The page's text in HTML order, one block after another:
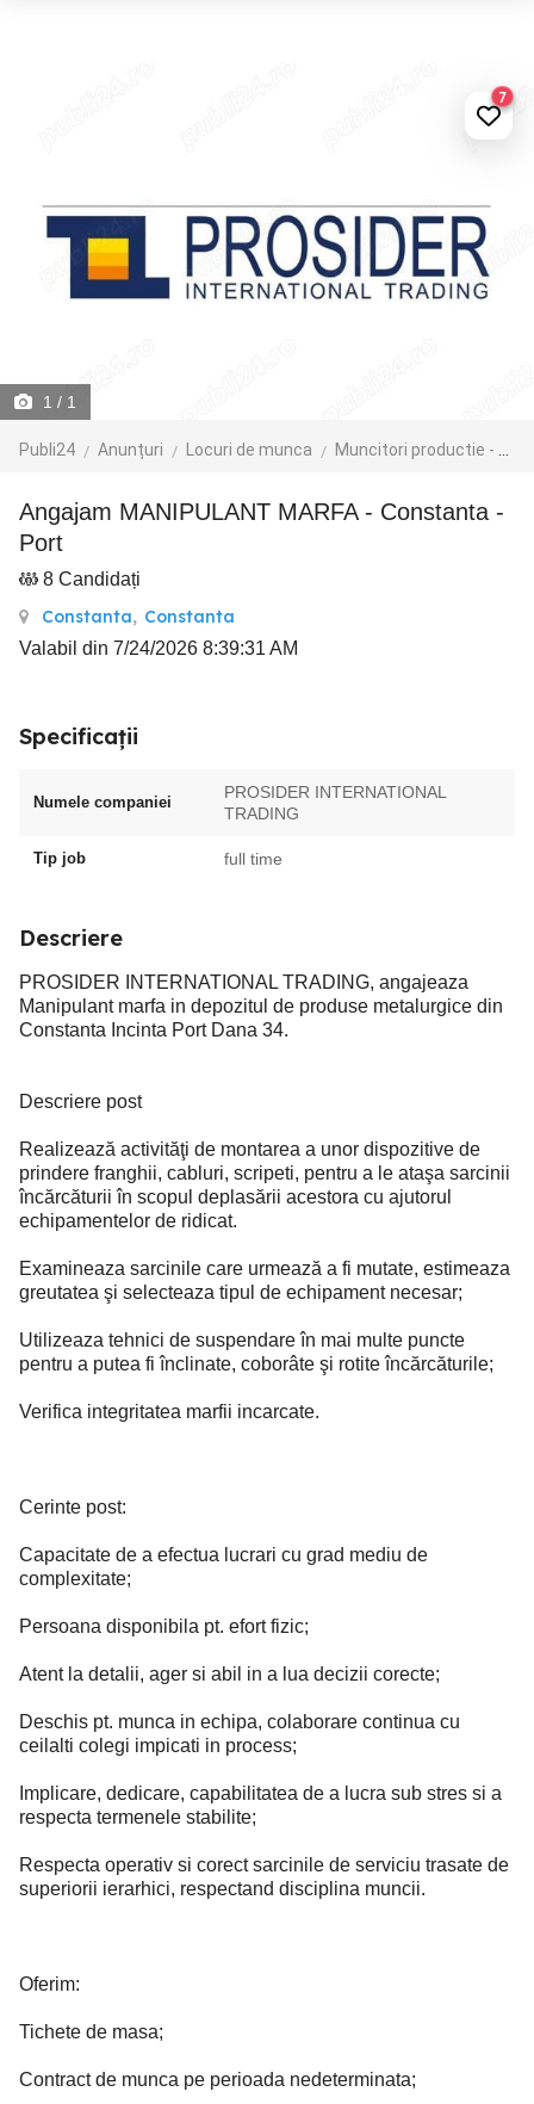
1 / 1
Publi24 Anunțuri Locuri de munca Muncitori productie - depozit - logistica
7
Angajam MANIPULANT MARFA - Constanta -
Port
8 Candidați
Constanta, Constanta
Valabil din 7/24/2026 8:39:31 AM
Specificații
Numele companiei
PROSIDER INTERNATIONAL
TRADING
Tip job full time
Descriere
PROSIDER INTERNATIONAL TRADING, angajeaza
Manipulant marfa in depozitul de produse metalurgice din
Constanta Incinta Port Dana 34.
Descriere post
Realizează activităţi de montarea a unor dispozitive de
prindere franghii, cabluri, scripeti, pentru a le ataşa sarcinii
încărcăturii în scopul deplasării acestora cu ajutorul
echipamentelor de ridicat.
Examineaza sarcinile care urmează a fi mutate, estimeaza
greutatea şi selecteaza tipul de echipament necesar;
Utilizeaza tehnici de suspendare în mai multe puncte
pentru a putea fi înclinate, coborâte şi rotite încărcăturile;
Verifica integritatea marfii incarcate.
Cerinte post:
Capacitate de a efectua lucrari cu grad mediu de
complexitate;
Persoana disponibila pt. efort fizic;
Atent la detalii, ager si abil in a lua decizii corecte;
Deschis pt. munca in echipa, colaborare continua cu
ceilalti colegi impicati in process;
Implicare, dedicare, capabilitatea de a lucra sub stres si a
respecta termenele stabilite;
Respecta operativ si corect sarcinile de serviciu trasate de
superiorii ierarhici, respectand disciplina muncii.
Oferim:
Tichete de masa;
Contract de munca pe perioada nedeterminata;